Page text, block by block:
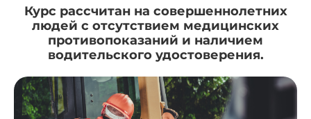
Курс рассчитан на совершеннолетних
людей с отсутствием медицинских
противопоказаний и наличием
водительского удостоверения.